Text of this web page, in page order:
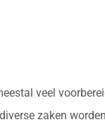
veel
zaken